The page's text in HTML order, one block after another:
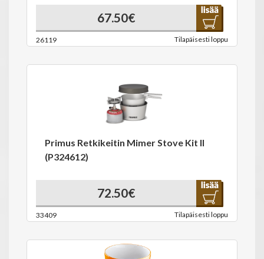
67.50€
26119 Tilapäisesti loppu
Primus Retkikeitin Mimer Stove Kit II
(P324612)
72.50€
33409 Tilapäisesti loppu